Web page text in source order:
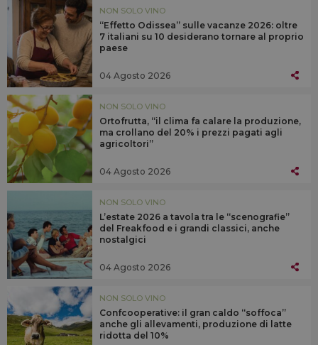
NON SOLO VINO
“Effetto Odissea” sulle vacanze 2026: oltre
7 italiani su 10 desiderano tornare al proprio
paese
04 Agosto 2026
NON SOLO VINO
Ortofrutta, “il clima fa calare la produzione,
ma crollano del 20% i prezzi pagati agli
agricoltori”
04 Agosto 2026
NON SOLO VINO
L’estate 2026 a tavola tra le “scenografie”
del Freakfood e i grandi classici, anche
nostalgici
04 Agosto 2026
NON SOLO VINO
Confcooperative: il gran caldo “soffoca”
anche gli allevamenti, produzione di latte
ridotta del 10%